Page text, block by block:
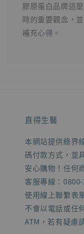
膠原蛋白品牌這
時的重要觀念，
補充心得。
直得生醫
本網站提供綠界
碼付款方式，並
安心購物！任何
客服專線：
使用線上聯繫表
不會以電話或任
ATM，若有疑慮